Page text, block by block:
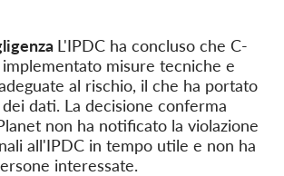
L'IPDC ha concluso che C-
misure tecniche e
al rischio, il che ha portato
dati. La decisione conferma
non ha notificato la violazione
all'IPDC in tempo utile e non ha
interessate.